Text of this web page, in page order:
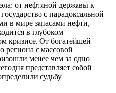
от нефтяной державы к
с парадоксальной
в мире запасами нефти,
в глубоком
кризисе. От богатейшей
региона с массовой
менее чем за одно
представляет собой
судьбу